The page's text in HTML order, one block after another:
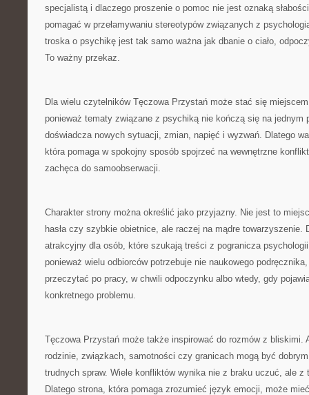
specjalistą i dlaczego proszenie o pomoc nie jest oznaką
pomagać w przełamywaniu stereotypów związanych z
troska o psychikę jest tak samo ważna jak dbanie o ciało,
To ważny przekaz.
Dla wielu czytelników Tęczowa Przystań może stać się
ponieważ tematy związane z psychiką nie kończą się na jednym
doświadcza nowych sytuacji, zmian, napięć i wyzwań. Dlatego
która pomaga w spokojny sposób spojrzeć na wewnętrzne
zachęca do samoobserwacji.
Charakter strony można określić jako przyjazny. Nie jest to
hasła czy szybkie obietnice, ale raczej na mądre towarzyszenie.
atrakcyjny dla osób, które szukają treści z pogranicza
ponieważ wielu odbiorców potrzebuje nie naukowego
przeczytać po pracy, w chwili odpoczynku albo wtedy, gdy
konkretnego problemu.
Tęczowa Przystań może także inspirować do rozmów z bliskimi.
rodzinie, związkach, samotności czy granicach mogą być
trudnych spraw. Wiele konfliktów wynika nie z braku uczuć, ale z
Dlatego strona, która pomaga zrozumieć język emocji, może